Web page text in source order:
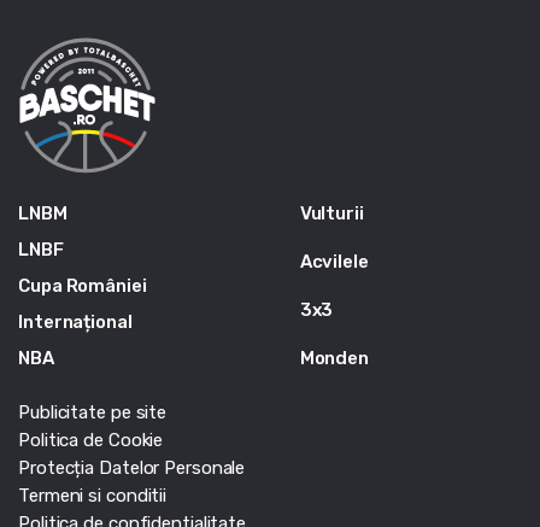
LNBM
LNBF
Cupa României
Internațional
NBA
Vulturii
Acvilele
3x3
Monden
Publicitate pe site
Politica de Cookie
Protecția Datelor Personale
Termeni si conditii